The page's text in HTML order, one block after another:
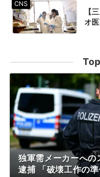
【
オ
独軍需メーカーへの
逮捕 「破壊工作の